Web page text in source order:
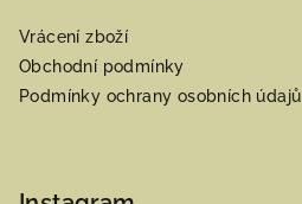
Vrácení zboží
Obchodní podmínky
Podmínky ochrany osobních údajů